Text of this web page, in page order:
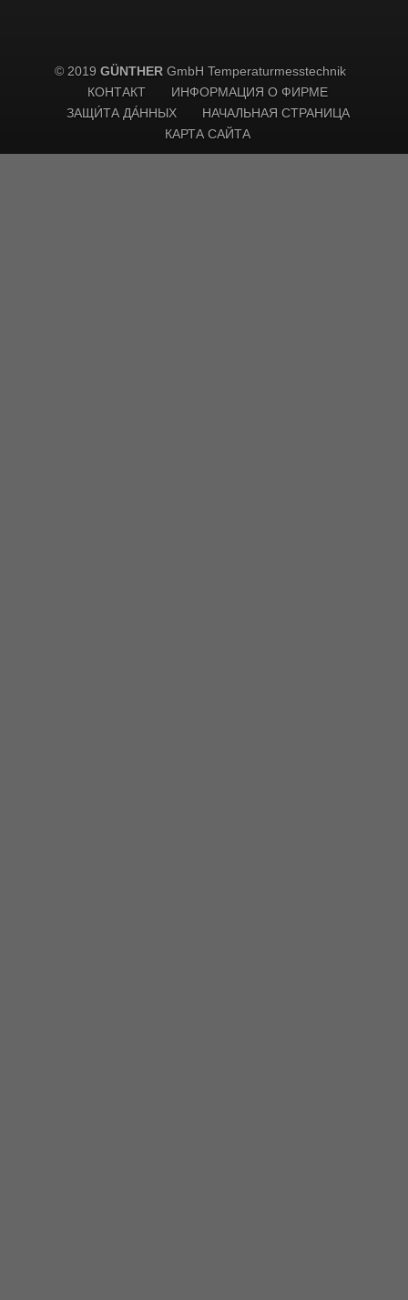
© 2019 GÜNTHER GmbH Temperaturmesstechnik
КОНТАКТ
ИНФОРМАЦИЯ О ФИРМЕ
ЗАЩИ́ТА ДА́ННЫХ
НАЧАЛЬНАЯ СТРАНИЦА
КАРТА САЙТА